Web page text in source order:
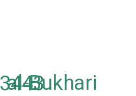
Sahih al-Bukhari 3443